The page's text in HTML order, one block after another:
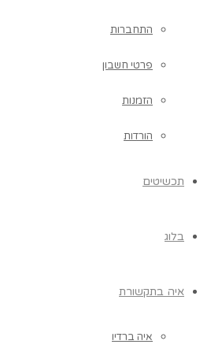
התחברות
פרטי חשבון
הזמנות
הורדות
תכשיטים
בלוג
איה בתקשורת
איה ברדיו